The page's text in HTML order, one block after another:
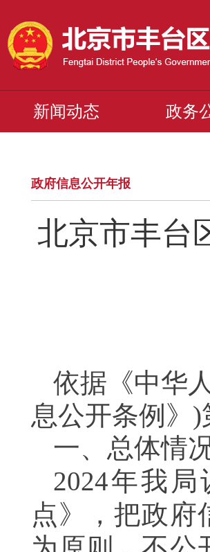
新闻动态 政务
政府信息公开年报
北京市丰台
依据《中华
息公开条例》
一、总体情
2024年我局
点》，把政府